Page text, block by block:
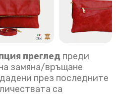
преглед преди
замяна/връщане
през последните
са